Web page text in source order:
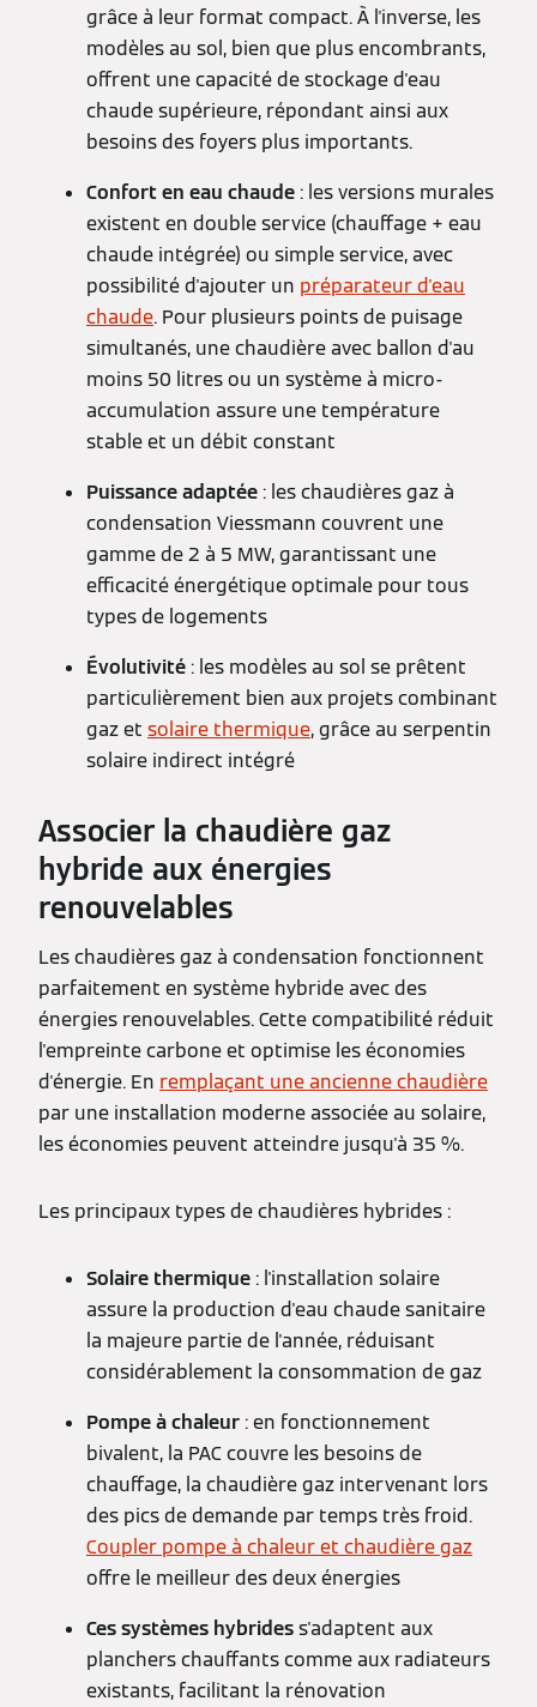
grâce à leur format compact. À l'inverse, les
modèles au sol, bien que plus encombrants,
offrent une capacité de stockage d'eau
chaude supérieure, répondant ainsi aux
besoins des foyers plus importants.
Confort en eau chaude : les versions murales
existent en double service (chauffage + eau
chaude intégrée) ou simple service, avec
possibilité d'ajouter un préparateur d'eau
chaude. Pour plusieurs points de puisage
simultanés, une chaudière avec ballon d'au
moins 50 litres ou un système à micro-
accumulation assure une température
stable et un débit constant
Puissance adaptée : les chaudières gaz à
condensation Viessmann couvrent une
gamme de 2 à 5 MW, garantissant une
efficacité énergétique optimale pour tous
types de logements
Évolutivité : les modèles au sol se prêtent
particulièrement bien aux projets combinant
gaz et solaire thermique, grâce au serpentin
solaire indirect intégré
Associer la chaudière gaz
hybride aux énergies
renouvelables
Les chaudières gaz à condensation fonctionnent
parfaitement en système hybride avec des
énergies renouvelables. Cette compatibilité réduit
l'empreinte carbone et optimise les économies
d'énergie. En remplaçant une ancienne chaudière
par une installation moderne associée au solaire,
les économies peuvent atteindre jusqu'à 35 %.
Les principaux types de chaudières hybrides :
Solaire thermique : l'installation solaire
assure la production d'eau chaude sanitaire
la majeure partie de l'année, réduisant
considérablement la consommation de gaz
Pompe à chaleur : en fonctionnement
bivalent, la PAC couvre les besoins de
chauffage, la chaudière gaz intervenant lors
des pics de demande par temps très froid.
Coupler pompe à chaleur et chaudière gaz
offre le meilleur des deux énergies
Ces systèmes hybridess'adaptent aux
planchers chauffants comme aux radiateurs
existants, facilitant la rénovation